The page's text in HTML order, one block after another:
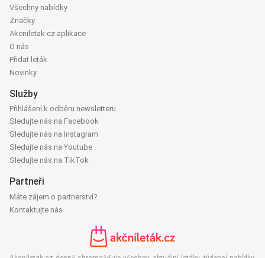
Všechny nabídky
Značky
Akcniletak.cz aplikace
O nás
Přidat leták
Novinky
Služby
Přihlášení k odběru newsletteru
Sledujte nás na Facebook
Sledujte nás na Instagram
Sledujte nás na Youtube
Sledujte nás na TikTok
Partneři
Máte zájem o partnerství?
Kontaktujte nás